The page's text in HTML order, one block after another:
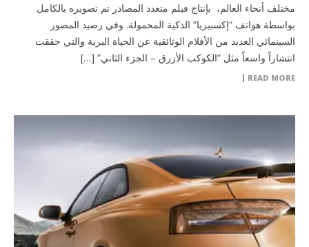
مختلف أنحاء العالم، بإنتاج فيلم متعدد المصادر تم تصويره بالكامل
بواسطة هواتف “إكسبيريا” الذكية المحمولة. وفي رصيد المصور
السينمائي العديد من الأفلام الوثائقية عن الحياة البرية والتي حققت
انتشاراً واسعاً مثل “الكوكب الأزرق – الجزء الثاني” […]
READ MORE